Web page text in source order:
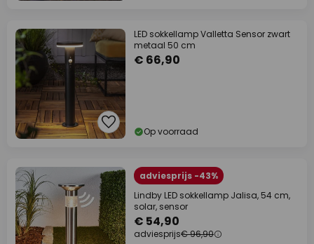
LED sokkellamp Valletta Sensor zwart
metaal 50 cm
€ 66,90
Op voorraad
adviesprijs -43%
Lindby LED sokkellamp Jalisa, 54 cm,
solar, sensor
€ 54,90
adviesprijs€ 96,90